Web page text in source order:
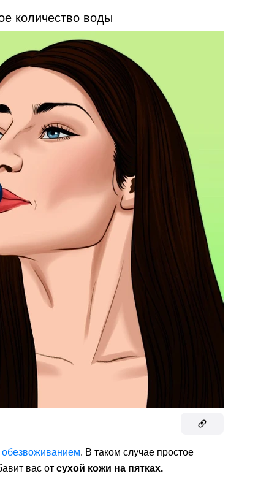
количество воды
обезвоживанием. В таком случае простое
вас от сухой кожи на пятках.